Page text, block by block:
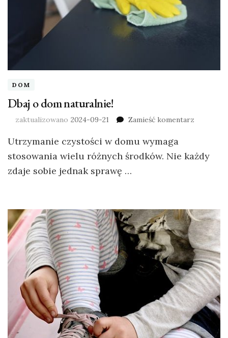
DOM
Dbaj o dom naturalnie!
zaktualizowano 2024-09-21 Zamieść komentarz
Utrzymanie czystości w domu wymaga
stosowania wielu różnych środków. Nie każdy
zdaje sobie jednak sprawę …